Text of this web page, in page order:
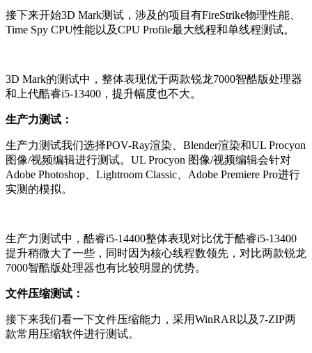
接下来开始3D Mark测试，涉及的项目有FireStrike物理性能、
Time Spy CPU性能以及CPU Profile最大线程和单线程测试。
3D Mark的测试中，整体表现优于两款锐龙7000智酷版处理器
和上代酷睿i5-13400，提升幅度也不大。
生产力测试：
生产力测试我们选择POV-Ray渲染、Blender渲染和UL Procyon
图像/视频编辑进行测试。 UL Procyon 图像/视频编辑会针对
Adobe Photoshop、Lightroom Classic、Adobe Premiere Pro进行
实测的模拟。
生产力测试中，酷睿i5-14400整体表现对比优于酷睿i5-13400
提升稍微大了一些，同时因为核心线程数领先，对比两款锐龙
7000智酷版处理器也有比较明显的优势。
文件压缩测试：
接下来我们看一下文件压缩能力，采用WinRAR以及7-ZIP两
款常用压缩软件进行测试。